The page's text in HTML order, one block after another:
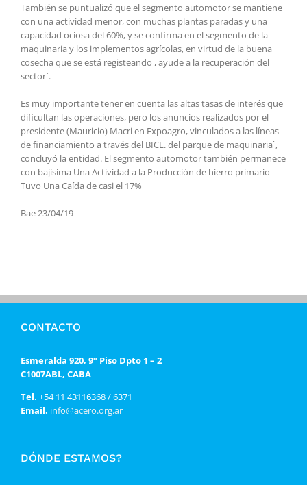
También se puntualizó que el segmento automotor se mantiene
con una actividad menor, con muchas plantas paradas y una
capacidad ociosa del 60%, y se confirma en el segmento de la
maquinaria y los implementos agrícolas, en virtud de la buena
cosecha que se está registeando , ayude a la recuperación del
sector`.
Es muy importante tener en cuenta las altas tasas de interés que
dificultan las operaciones, pero los anuncios realizados por el
presidente (Mauricio) Macri en Expoagro, vinculados a las líneas
de financiamiento a través del BICE. del parque de maquinaria`,
concluyó la entidad. El segmento automotor también permanece
con bajísima Una Actividad a la Producción de hierro primario
Tuvo Una Caída de casi el 17%
Bae 23/04/19
CONTACTO
Esmeralda 920, 9° Piso Dpto 1 – 2
C1007ABL, CABA
Tel. +54 11 43116368 / 6371
Email. info@acero.org.ar
DÓNDE ESTAMOS?